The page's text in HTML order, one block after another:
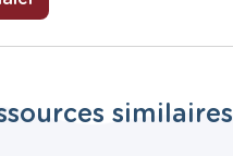
similaires